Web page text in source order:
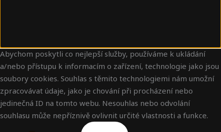
Abychom poskytli co nejlepší služby, používáme k ukládání
a/nebo přístupu k informacím o zařízení, technologie jako jsou
soubory cookies. Souhlas s těmito technologiemi nám umožní
zpracovávat údaje, jako je chování při procházení nebo
jedinečná ID na tomto webu. Nesouhlas nebo odvolání
souhlasu může nepříznivě ovlivnit určité vlastnosti a funkce.